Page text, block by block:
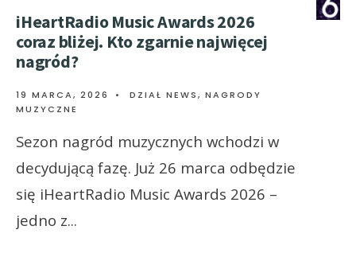
iHeartRadio Music Awards 2026
coraz bliżej. Kto zgarnie najwięcej
nagród?
19 MARCA, 2026 • DZIAŁ NEWS, NAGRODY
MUZYCZNE
Sezon nagród muzycznych wchodzi w
decydującą fazę. Już 26 marca odbędzie
się iHeartRadio Music Awards 2026 –
jedno z...